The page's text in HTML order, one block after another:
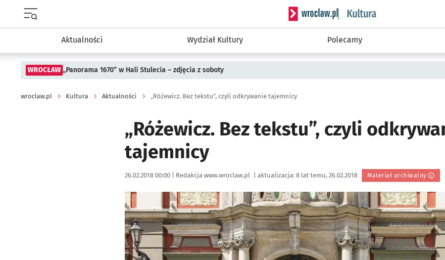
Serwis informacyjny wroclaw.pl podserwis:
Aktualności Wydział Kultury Polecamy
WROCŁAW „Panorama 1670” w Hali Stulecia – zdjęcia z soboty
wroclaw.pl Kultura Aktualności „Różewicz. Bez tekstu”, czyli odkrywanie tajemnicy
„Różewicz. Bez tekstu”, czyli
tajemnicy
Data publikacji:
26.02.2018 00:00 | Autor:
Redakcja www.wroclaw.pl aktualizacja: 8 lat temu, 26.02.2018 Materiał archiwalny
Kliknij, aby powiększyć